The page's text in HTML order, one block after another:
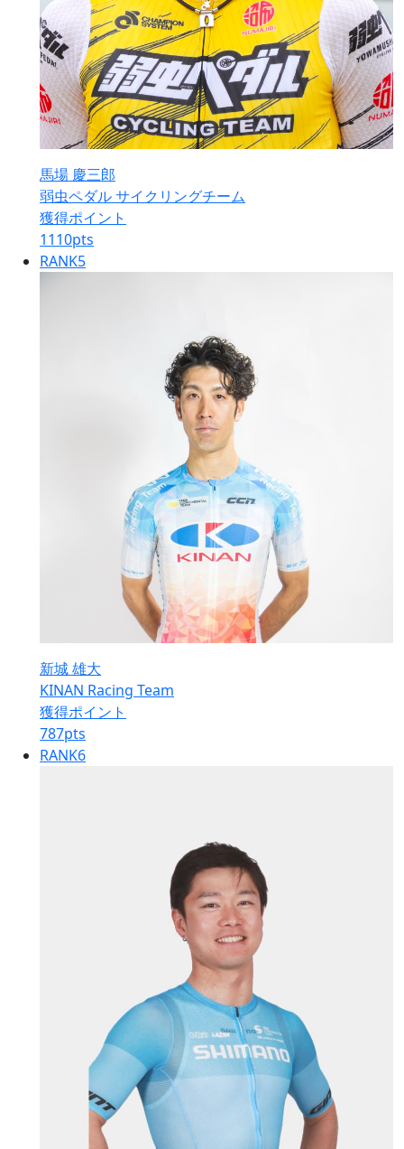
馬場 慶三郎
弱虫ペダル サイクリングチーム
獲得ポイント
1110pts
RANK5
新城 雄大
KINAN Racing Team
獲得ポイント
787pts
RANK6